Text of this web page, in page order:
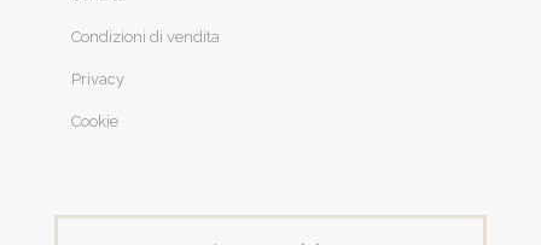
Condizioni di vendita
Privacy
Cookie